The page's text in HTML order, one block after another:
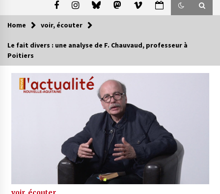
Home voir, écouter
Le fait divers : une analyse de F. Chauvaud, professeur à
Poitiers